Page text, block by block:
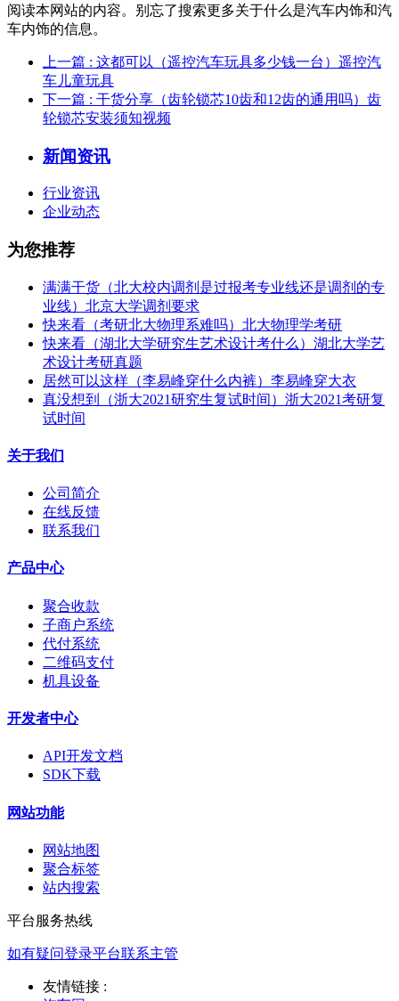
阅读本网站的内容。别忘了搜索更多关于什么是汽车内饰和汽
车内饰的信息。
上一篇 : 这都可以（遥控汽车玩具多少钱一台）遥控汽
车儿童玩具
下一篇 : 干货分享（齿轮锁芯10齿和12齿的通用吗）齿
轮锁芯安装须知视频
新闻资讯
行业资讯
企业动态
为您推荐
满满干货（北大校内调剂是过报考专业线还是调剂的专
业线）北京大学调剂要求
快来看（考研北大物理系难吗）北大物理学考研
快来看（湖北大学研究生艺术设计考什么）湖北大学艺
术设计考研真题
居然可以这样（李易峰穿什么内裤）李易峰穿大衣
真没想到（浙大2021研究生复试时间）浙大2021考研复
试时间
关于我们
公司简介
在线反馈
联系我们
产品中心
聚合收款
子商户系统
代付系统
二维码支付
机具设备
开发者中心
API开发文档
SDK下载
网站功能
网站地图
聚合标签
站内搜索
平台服务热线
如有疑问登录平台联系主管
友情链接 :